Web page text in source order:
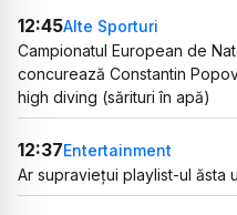
12:45Alte Sporturi
Campionatul European de
concurează Constantin
high diving (sărituri în apă)
12:37Entertainment
Ar supraviețui playlist-ul ăsta